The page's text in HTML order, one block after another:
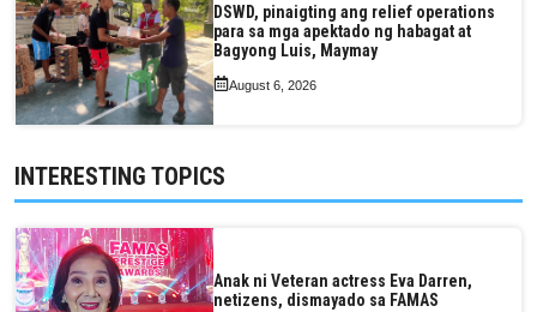
DSWD, pinaigting ang relief operations
para sa mga apektado ng habagat at
Bagyong Luis, Maymay
August 6, 2026
INTERESTING TOPICS
Anak ni Veteran actress Eva Darren,
netizens, dismayado sa FAMAS